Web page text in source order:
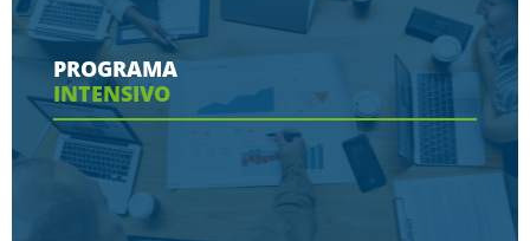
Conoce aquí las herramientas con las que
contaras en tu programa
Ver más
PROGRAMA
INTENSIVO